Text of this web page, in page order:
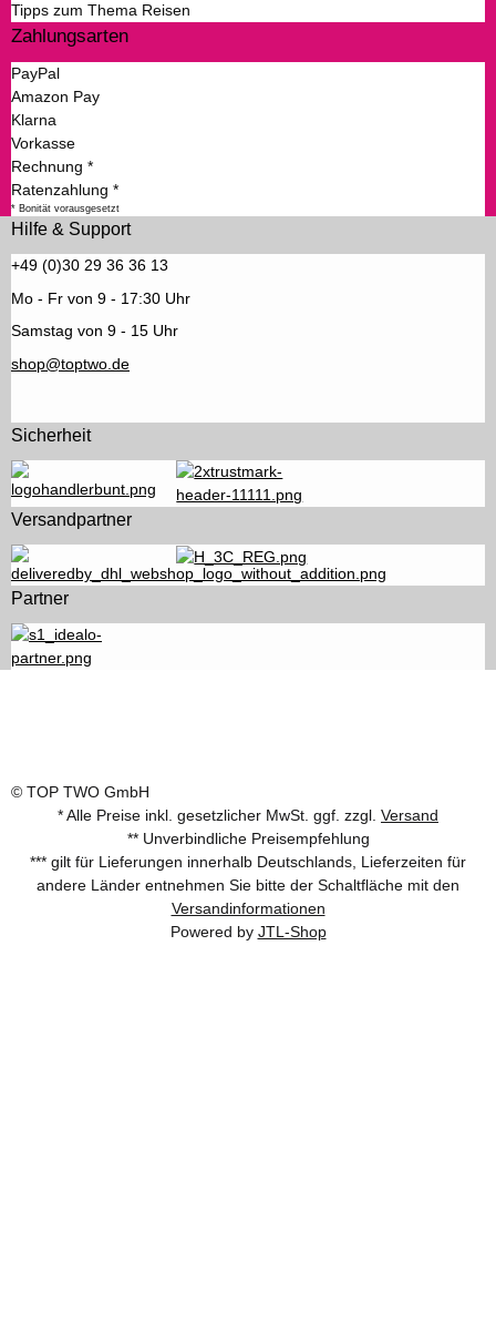
Tipps zum Thema Reisen
Zahlungsarten
PayPal
Amazon Pay
Klarna
Vorkasse
Rechnung *
Ratenzahlung *
* Bonität vorausgesetzt
Hilfe & Support
+49 (0)30 29 36 36 13
Mo - Fr von 9 - 17:30 Uhr
Samstag von 9 - 15 Uhr
shop@toptwo.de
Sicherheit
Versandpartner
Partner
© TOP TWO GmbH
* Alle Preise inkl. gesetzlicher MwSt. ggf. zzgl. Versand
** Unverbindliche Preisempfehlung
*** gilt für Lieferungen innerhalb Deutschlands, Lieferzeiten für
andere Länder entnehmen Sie bitte der Schaltfläche mit den
Versandinformationen
Powered by JTL-Shop